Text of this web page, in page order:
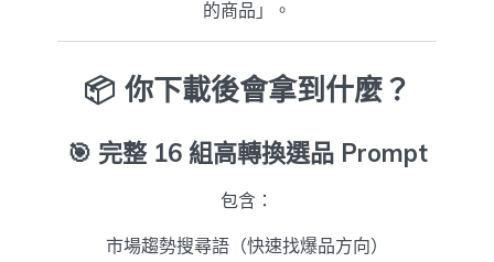
的商品」。
📦 你下載後會拿到什麼？
🎯 完整 16 組高轉換選品 Prompt
包含：
市場趨勢搜尋語（快速找爆品方向）